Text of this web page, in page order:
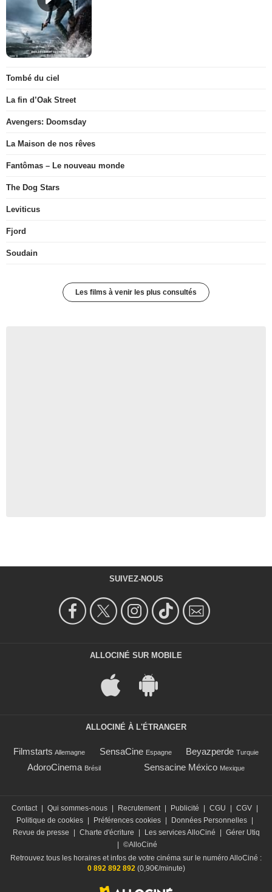
Tombé du ciel
La fin d’Oak Street
Avengers: Doomsday
La Maison de nos rêves
Fantômas – Le nouveau monde
The Dog Stars
Leviticus
Fjord
Soudain
Les films à venir les plus consultés
SUIVEZ-NOUS
ALLOCINÉ SUR MOBILE
ALLOCINÉ À L'ÉTRANGER
Filmstarts Allemagne SensaCine Espagne Beyazperde Turquie
AdoroCinema Brésil Sensacine México Mexique
Contact Qui sommes-nous Recrutement Publicité CGU CGV
Politique de cookies
Préférences cookies Données Personnelles
Revue de presse
Charte d'écriture Les services AlloCiné
Gérer Utiq
©AlloCiné
Retrouvez tous les horaires et infos de votre cinéma sur le numéro AlloCiné :
0 892 892 892(0,90€/minute)